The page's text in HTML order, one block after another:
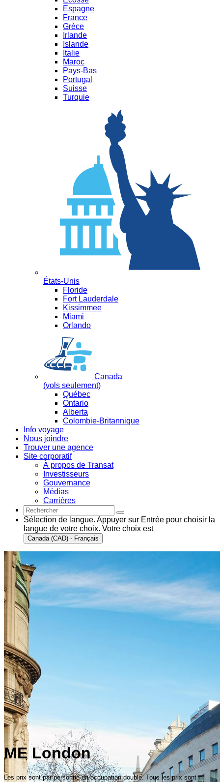
Espagne
France
Grèce
Irlande
Islande
Italie
Maroc
Pays-Bas
Portugal
Suisse
Turquie
États-Unis
Floride
Fort Lauderdale
Kissimmee
Miami
Orlando
Canada
(vols seulement)
Québec
Ontario
Alberta
Colombie-Britannique
Info voyage
Nous joindre
Trouver une agence
Site corporatif
À propos de Transat
Investisseurs
Gouvernance
Médias
Carrières
Sélection de langue. Appuyer sur Entrée pour choisir la
langue de votre choix. Votre choix est
Canada (CAD) - Français
ME London
Les prix sont par personne en occupation double. Tous les prix sont